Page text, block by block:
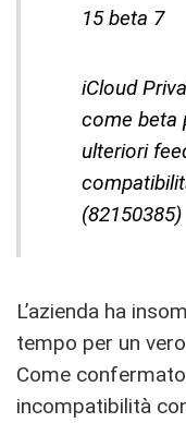
15 beta 7
iCloud
come beta
ulteriori
(82150385)
L’azienda ha
tempo per un
Come
incompatibilità